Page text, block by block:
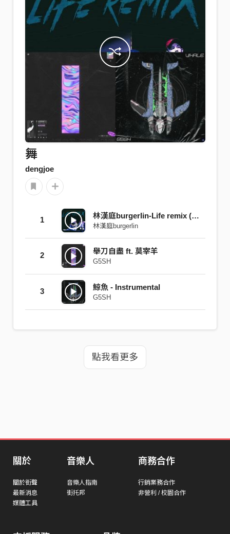
舞
dengjoe
1 林漢庭burgerlin-Life remix (Kai Lee)
林漢庭burgerlin
2 舉刀自盡 ft. 莫宰羊
G5SH
3 鯨魚 - Instrumental
G5SH
點我看更多
關於
關於街聲
最新消息
媒體工具
音樂人
音樂人指南
街托邦
商務合作
行銷業務合作
非營利 / 校園合作